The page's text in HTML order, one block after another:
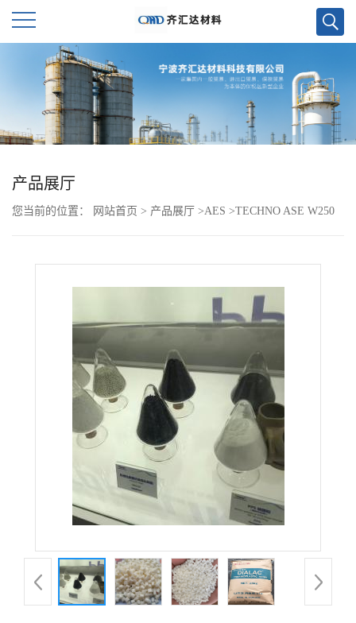
首
页
公
品
产品展厅
您当前的位置： 网站首页 > 产品展厅 >AES >TECHNO ASE W250